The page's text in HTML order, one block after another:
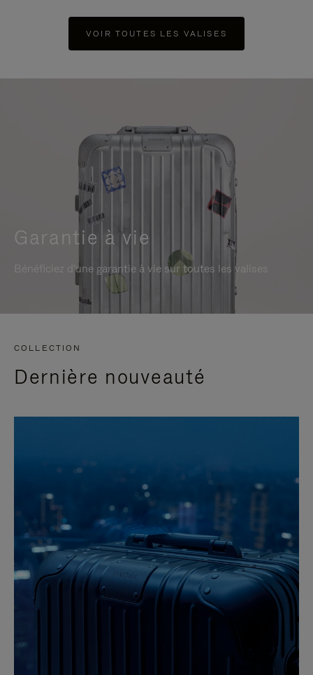
VOIR TOUTES LES VALISES
Garantie à vie
Bénéficiez d'une garantie à vie sur toutes les valises
COLLECTION
Dernière nouveauté